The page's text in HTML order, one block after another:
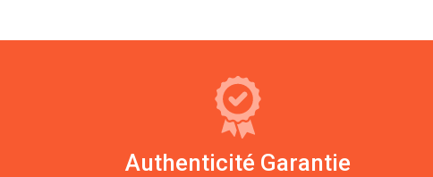
Authenticité Garantie